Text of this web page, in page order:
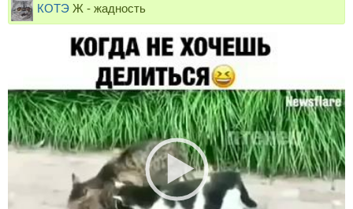
КОТЭ Ж - жадность